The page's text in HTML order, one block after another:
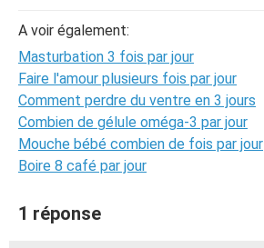
A voir également:
Masturbation 3 fois par jour
Faire l'amour plusieurs fois par jour
Comment perdre du ventre en 3 jours
Combien de gélule oméga-3 par jour
Mouche bébé combien de fois par jour
Boire 8 café par jour
1 réponse